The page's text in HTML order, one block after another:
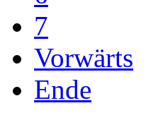
7
Vorwärts
Ende